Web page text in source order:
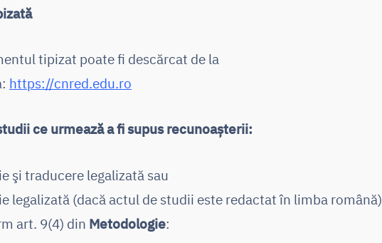
tipizat poate fi descărcat de la
https://cnred.edu.ro
ce urmează a fi supus recunoașterii:
şi traducere legalizată sau
legalizată (dacă actul de studii este redactat în limba română)
art. 9(4) din Metodologie: